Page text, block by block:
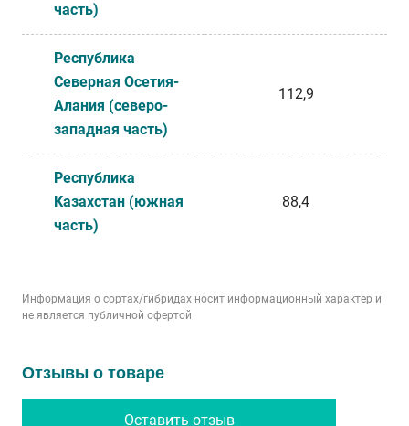
часть)
Республика
Северная Осетия-
Алания (северо-
западная часть)
112,9
Республика
Казахстан (южная
часть)
88,4
Информация о сортах/гибридах носит информационный характер и
не является публичной офертой
Отзывы о товаре
Оставить отзыв